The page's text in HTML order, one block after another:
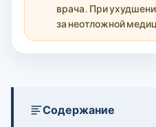
врача. При
за неотложной
Содержание